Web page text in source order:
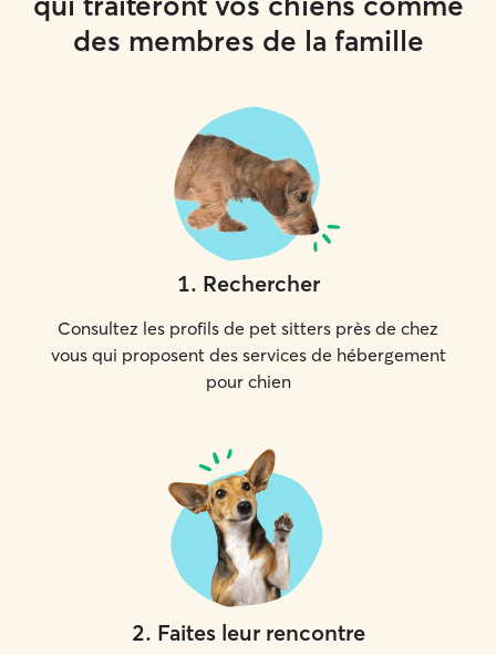
des membres de la famille
1. Rechercher
Consultez les profils de pet sitters près de chez
vous qui proposent des services de hébergement
pour chien
2. Faites leur rencontre